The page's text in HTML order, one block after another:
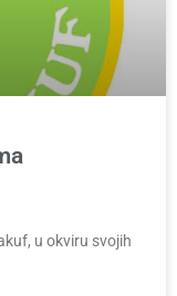
u okviru svojih